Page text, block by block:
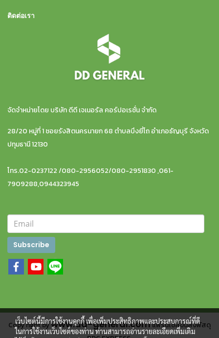
ติดต่อเรา
จัดจำหน่ายโดย บริษัท ดีดี เจเนอรัล คอร์ปอเรชั่น จำกัด
28/20 หมู่ที่ 1 ซอยรังสิตนครนายก 68 ตำบลบึงยี่โถ อำเภอธัญบุรี จังหวัด
ปทุมธานี 12130
โทร.02-0237122 /080-2956052/080-2951830 ,061-
7909288,0944323945
Subscribe
Copy right bywww.dd-general.comแฟรนไชส์ขนส่งพัสดุ
เว็บไซต์นี้มีการใช้งานคุกกี้ เพื่อเพิ่มประสิทธิภาพและประสบการณ์ที่ดี
ในการใช้งานเว็บไซต์ของท่าน ท่านสามารถอ่านรายละเอียดเพิ่มเติม